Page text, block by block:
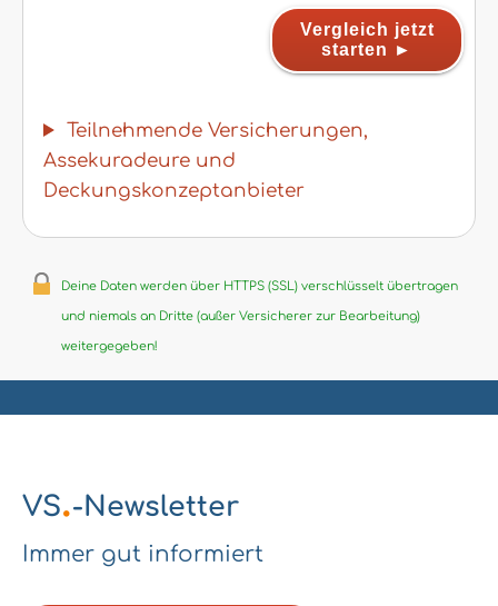
Vergleich jetzt
starten
Teilnehmende Versicherungen,
Assekuradeure und
Deckungskonzeptanbieter
Deine Daten werden über HTTPS (SSL) verschlüsselt übertragen
und niemals an Dritte (außer Versicherer zur Bearbeitung)
weitergegeben!
VS.-Newsletter
Immer gut informiert